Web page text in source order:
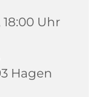
Uhr
Hagen